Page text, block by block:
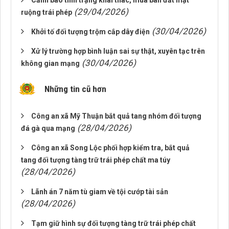
ruộng trái phép (29/04/2026)
Khởi tố đối tượng trộm cắp dây điện (30/04/2026)
Xử lý trường hợp bình luận sai sự thật, xuyên tạc trên
không gian mạng (30/04/2026)
Những tin cũ hơn
Công an xã Mỹ Thuận bắt quả tang nhóm đối tượng
đá gà qua mạng (28/04/2026)
Công an xã Song Lộc phối hợp kiểm tra, bắt quả
tang đối tượng tàng trữ trái phép chất ma túy
(28/04/2026)
Lãnh án 7 năm tù giam về tội cướp tài sản
(28/04/2026)
Tạm giữ hình sự đối tượng tàng trữ trái phép chất